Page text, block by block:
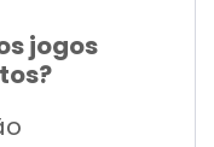
jogos